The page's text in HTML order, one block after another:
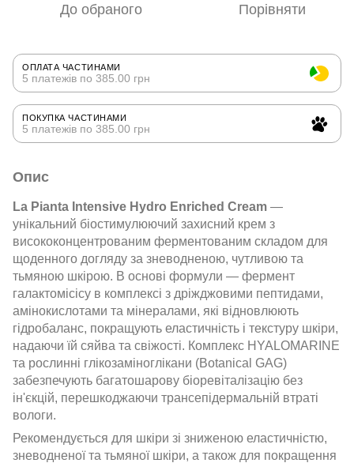
До обраного Порівняти
ОПЛАТА ЧАСТИНАМИ
5 платежів по 385.00 грн
ПОКУПКА ЧАСТИНАМИ
5 платежів по 385.00 грн
Опис
La Pianta Intensive Hydro Enriched Cream —
унікальний біостимулюючий захисний крем з
висококонцентрованим ферментованим складом для
щоденного догляду за зневодненою, чутливою та
тьмяною шкірою. В основі формули — фермент
галактомісісу в комплексі з дріжджовими пептидами,
амінокислотами та мінералами, які відновлюють
гідробаланс, покращують еластичність і текстуру шкіри,
надаючи їй сяйва та свіжості. Комплекс HYALOMARINE
та рослинні глікозаміноглікани (Botanical GAG)
забезпечують багатошарову біоревіталізацію без
ін'єкцій, перешкоджаючи трансепідермальній втраті
вологи.
Рекомендується для шкіри зі зниженою еластичністю,
зневодненої та тьмяної шкіри, а також для покращення